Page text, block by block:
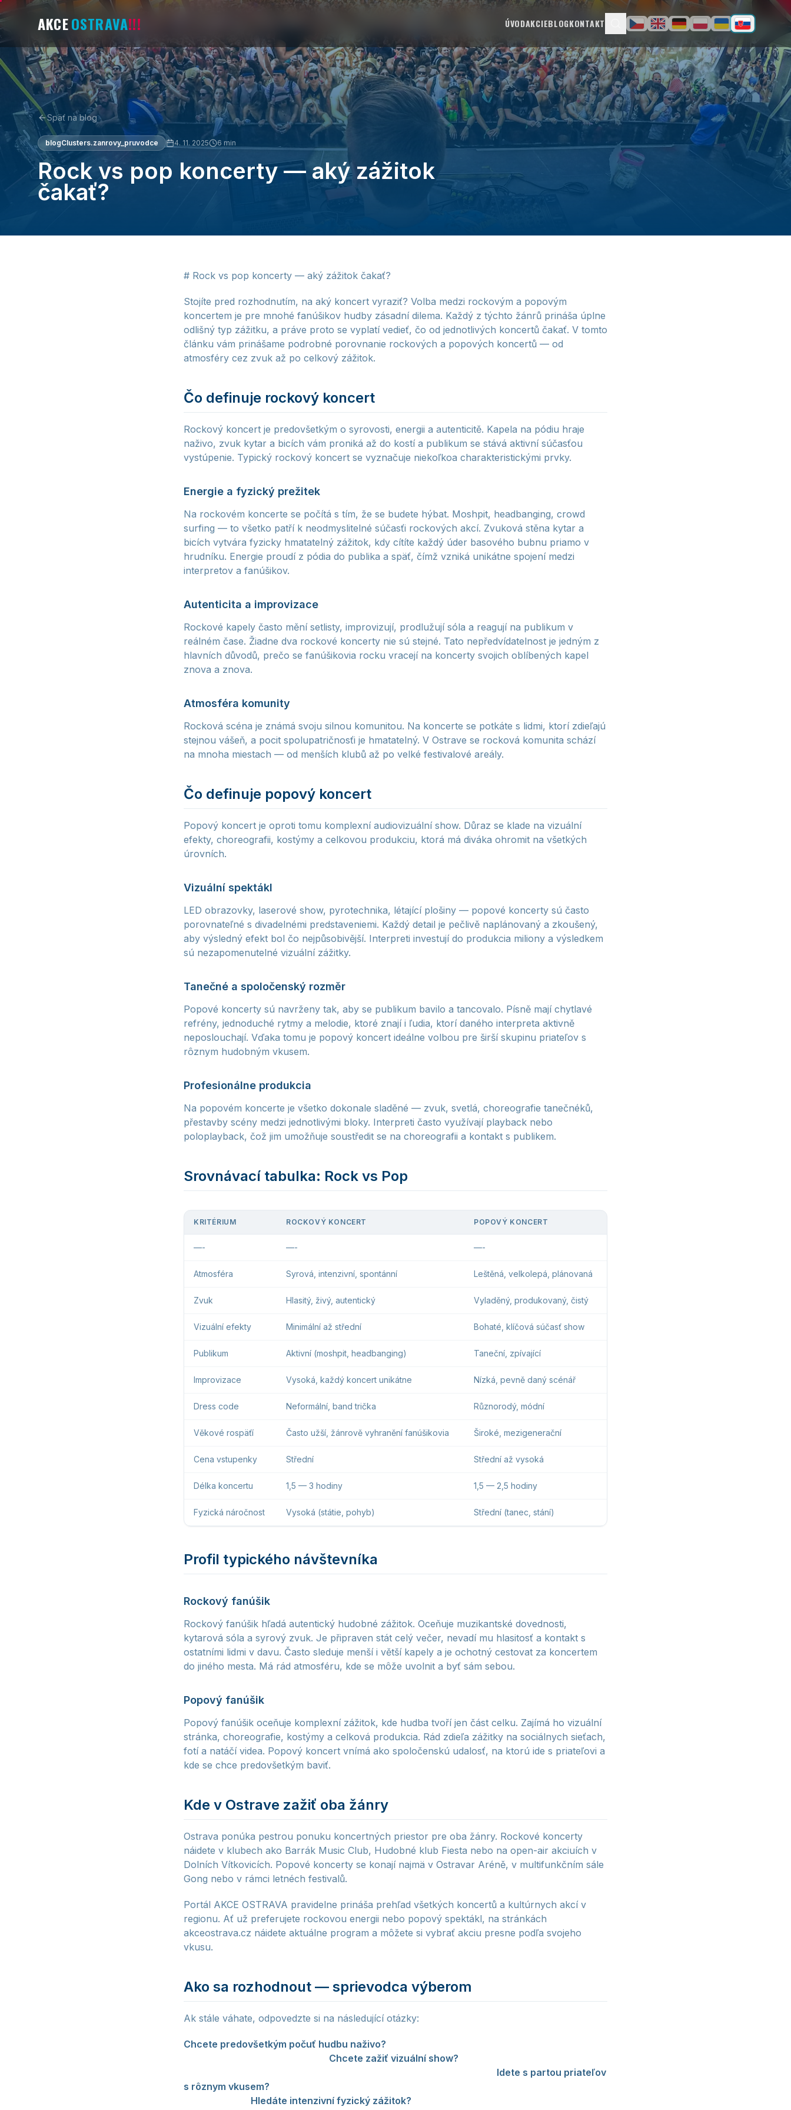
AKCEOSTRAVA!!! ÚVODAKCIEBLOGKONTAKT
Späť na blog
blogClusters.zanrovy_pruvodce 4. 11. 2025 6 min
Rock vs pop koncerty — aký zážitok
čakať?
# Rock vs pop koncerty — aký zážitok čakať?
Stojíte pred rozhodnutím, na aký koncert vyraziť? Volba medzi rockovým a popovým
koncertem je pre mnohé fanúšikov hudby zásadní dilema. Každý z týchto žánrů prináša úplne
odlišný typ zážitku, a práve proto se vyplatí vedieť, čo od jednotlivých koncertů čakať. V tomto
článku vám prinášame podrobné porovnanie rockových a popových koncertů — od
atmosféry cez zvuk až po celkový zážitok.
Čo definuje rockový koncert
Rockový koncert je predovšetkým o syrovosti, energii a autenticitě. Kapela na pódiu hraje
naživo, zvuk kytar a bicích vám proniká až do kostí a publikum se stává aktivní súčasťou
vystúpenie. Typický rockový koncert se vyznačuje niekoľkoa charakteristickými prvky.
Energie a fyzický prežitek
Na rockovém koncerte se počítá s tím, že se budete hýbat. Moshpit, headbanging, crowd
surfing — to všetko patří k neodmyslitelné súčasťi rockových akcí. Zvuková stěna kytar a
bicích vytvára fyzicky hmatatelný zážitok, kdy cítíte každý úder basového bubnu priamo v
hrudníku. Energie proudí z pódia do publika a späť, čímž vzniká unikátne spojení medzi
interpretov a fanúšikov.
Autenticita a improvizace
Rockové kapely často mění setlisty, improvizují, prodlužují sóla a reagují na publikum v
reálném čase. Žiadne dva rockové koncerty nie sú stejné. Tato nepředvídatelnost je jedným z
hlavních důvodů, prečo se fanúšikovia rocku vracejí na koncerty svojich oblíbených kapel
znova a znova.
Atmosféra komunity
Rocková scéna je známá svoju silnou komunitou. Na koncerte se potkáte s lidmi, ktorí zdieľajú
stejnou vášeň, a pocit spolupatričnosťi je hmatatelný. V Ostrave se rocková komunita schází
na mnoha miestach — od menších klubů až po velké festivalové areály.
Čo definuje popový koncert
Popový koncert je oproti tomu komplexní audiovizuální show. Důraz se klade na vizuální
efekty, choreografii, kostýmy a celkovou produkciu, ktorá má diváka ohromit na všetkých
úrovních.
Vizuální spektákl
LED obrazovky, laserové show, pyrotechnika, létající plošiny — popové koncerty sú často
porovnateľné s divadelnémi predstaveniemi. Každý detail je pečlivě naplánovaný a zkoušený,
aby výsledný efekt bol čo nejpůsobivější. Interpreti investují do produkcia miliony a výsledkem
sú nezapomenutelné vizuální zážitky.
Tanečné a spoločenský rozměr
Popové koncerty sú navrženy tak, aby se publikum bavilo a tancovalo. Písně mají chytlavé
refrény, jednoduché rytmy a melodie, ktoré znají i ľudia, ktorí daného interpreta aktivně
neposlouchají. Vďaka tomu je popový koncert ideálne volbou pre širší skupinu priateľov s
rôznym hudobným vkusem.
Profesionálne produkcia
Na popovém koncerte je všetko dokonale sladěné — zvuk, svetlá, choreografie tanečnéků,
přestavby scény medzi jednotlivými bloky. Interpreti často využívají playback nebo
poloplayback, čož jim umožňuje soustředit se na choreografii a kontakt s publikem.
Srovnávací tabulka: Rock vs Pop
KRITÉRIUM ROCKOVÝ KONCERT POPOVÝ KONCERT
—- —- —-
Atmosféra Syrová, intenzivní, spontánní Leštěná, velkolepá, plánovaná
Zvuk Hlasitý, živý, autentický Vyladěný, produkovaný, čistý
Vizuální efekty Minimální až střední Bohaté, klíčová súčasť show
Publikum Aktivní (moshpit, headbanging) Taneční, zpívající
Improvizace Vysoká, každý koncert unikátne Nízká, pevně daný scénář
Dress code Neformální, band trička Různorodý, módní
Věkové rospäťí Často užší, žánrově vyhranění fanúšikovia Široké, mezigenerační
Cena vstupenky Střední Střední až vysoká
Délka koncertu 1,5 — 3 hodiny 1,5 — 2,5 hodiny
Fyzická náročnost Vysoká (státie, pohyb) Střední (tanec, stání)
Profil typického návštevníka
Rockový fanúšik
Rockový fanúšik hľadá autentický hudobné zážitok. Oceňuje muzikantské dovednosti,
kytarová sóla a syrový zvuk. Je připraven stát celý večer, nevadí mu hlasitosť a kontakt s
ostatními lidmi v davu. Často sleduje menší i větší kapely a je ochotný cestovat za koncertem
do jiného mesta. Má rád atmosféru, kde se môže uvolnit a byť sám sebou.
Popový fanúšik
Popový fanúšik oceňuje komplexní zážitok, kde hudba tvoří jen část celku. Zajímá ho vizuální
stránka, choreografie, kostýmy a celková produkcia. Rád zdieľa zážitky na sociálnych sieťach,
fotí a natáčí videa. Popový koncert vnímá ako spoločenskú udalosť, na ktorú ide s priateľovi a
kde se chce predovšetkým baviť.
Kde v Ostrave zažiť oba žánry
Ostrava ponúka pestrou ponuku koncertných priestor pre oba žánry. Rockové koncerty
náidete v klubech ako Barrák Music Club, Hudobné klub Fiesta nebo na open-air akciuích v
Dolních Vítkovicích. Popové koncerty se konají najmä v Ostravar Aréně, v multifunkčním sále
Gong nebo v rámci letnéch festivalů.
Portál AKCE OSTRAVA pravidelne prináša prehľad všetkých koncertů a kultúrnych akcí v
regionu. Ať už preferujete rockovou energii nebo popový spektákl, na stránkách
akceostrava.cz náidete aktuálne program a môžete si vybrať akciu presne podľa svojeho
vkusu.
Ako sa rozhodnout — sprievodca výberom
Ak stále váhate, odpovedzte si na následující otázky:
Chcete predovšetkým počuť hudbu naživo?
Chcete zažiť vizuální show?
Idete s partou priateľov
s rôznym vkusem?
Hledáte intenzivní fyzický zážitok?